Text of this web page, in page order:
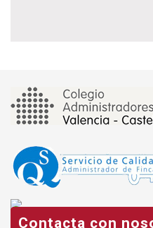
Contacta con